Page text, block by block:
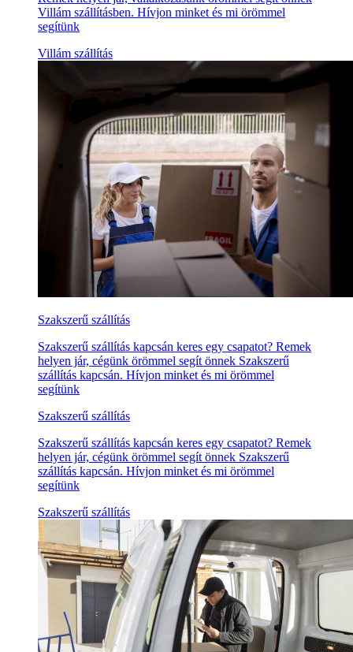
Villám szállításben. Hívjon minket és mi örömmel
segítünk
Villám szállítás
Szakszerű szállítás
Szakszerű szállítás kapcsán keres egy csapatot? Remek
helyen jár, cégünk örömmel segít önnek Szakszerű
szállítás kapcsán. Hívjon minket és mi örömmel
segítünk
Szakszerű szállítás
Szakszerű szállítás kapcsán keres egy csapatot? Remek
helyen jár, cégünk örömmel segít önnek Szakszerű
szállítás kapcsán. Hívjon minket és mi örömmel
segítünk
Szakszerű szállítás